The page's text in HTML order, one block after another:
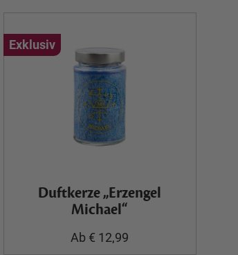
Exklusiv
Duftkerze „Erzengel
Michael“
Ab € 12,99